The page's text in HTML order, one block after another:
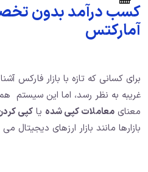
کسب درآمد بدون
آمارکتس
برای کسانی که تازه با بازار فارکس
غریبه به نظر رسد، اما این سیستم
معنای معاملات کپی شده یا کپی
بازارها مانند بازار ارزهای دیجیتال